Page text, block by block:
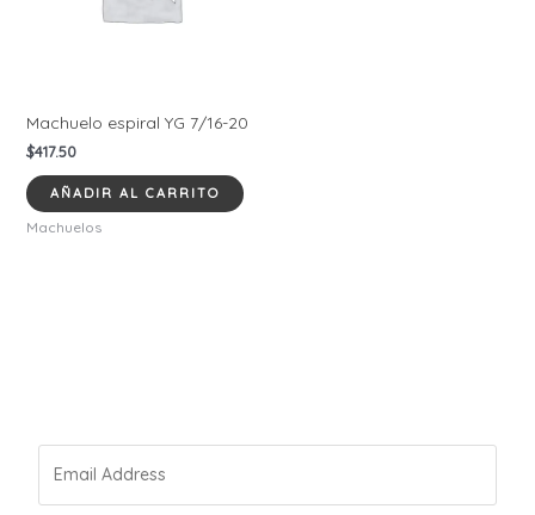
Machuelo espiral YG 7/16-20
$417.50
AÑADIR AL CARRITO
Machuelos